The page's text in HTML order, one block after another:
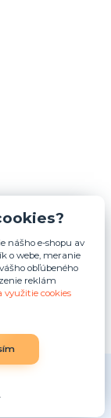
nášho e-shopu av
o webe, meranie
obľúbeného
reklám
využitie cookies
.